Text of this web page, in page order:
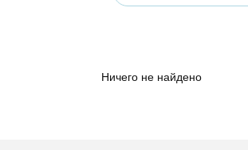
Ничего не найдено